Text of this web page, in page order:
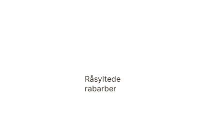
Råsyltede
rabarber